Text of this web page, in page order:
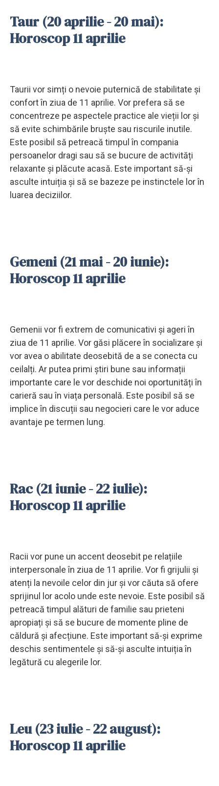
Taur (20 aprilie - 20 mai):
Horoscop 11 aprilie
Taurii vor simți o nevoie puternică de stabilitate și
confort în ziua de 11 aprilie. Vor prefera să se
concentreze pe aspectele practice ale vieții lor și
să evite schimbările bruște sau riscurile inutile.
Este posibil să petreacă timpul în compania
persoanelor dragi sau să se bucure de activități
relaxante și plăcute acasă. Este important să-și
asculte intuiția și să se bazeze pe instinctele lor în
luarea deciziilor.
Gemeni (21 mai - 20 iunie):
Horoscop 11 aprilie
Gemenii vor fi extrem de comunicativi și ageri în
ziua de 11 aprilie. Vor găsi plăcere în socializare și
vor avea o abilitate deosebită de a se conecta cu
ceilalți. Ar putea primi știri bune sau informații
importante care le vor deschide noi oportunități în
carieră sau în viața personală. Este posibil să se
implice în discuții sau negocieri care le vor aduce
avantaje pe termen lung.
Rac (21 iunie - 22 iulie):
Horoscop 11 aprilie
Racii vor pune un accent deosebit pe relațiile
interpersonale în ziua de 11 aprilie. Vor fi grijulii și
atenți la nevoile celor din jur și vor căuta să ofere
sprijinul lor acolo unde este nevoie. Este posibil să
petreacă timpul alături de familie sau prieteni
apropiați și să se bucure de momente pline de
căldură și afecțiune. Este important să-și exprime
deschis sentimentele și să-și asculte intuiția în
legătură cu alegerile lor.
Leu (23 iulie - 22 august):
Horoscop 11 aprilie